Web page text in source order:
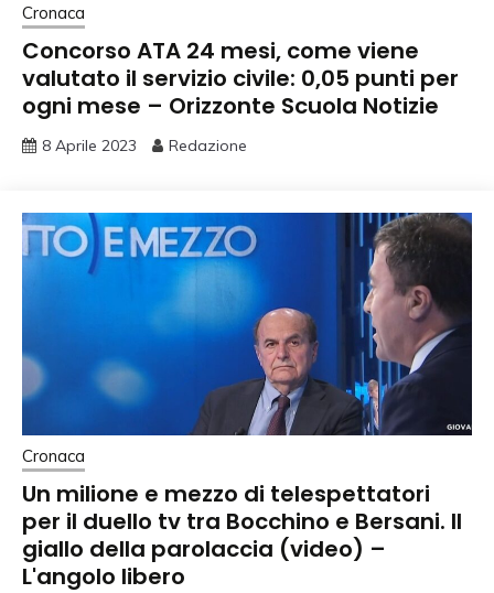
Cronaca
Concorso ATA 24 mesi, come viene
valutato il servizio civile: 0,05 punti per
ogni mese – Orizzonte Scuola Notizie
8 Aprile 2023 Redazione
Cronaca
Un milione e mezzo di telespettatori
per il duello tv tra Bocchino e Bersani. Il
giallo della parolaccia (video) –
L'angolo libero